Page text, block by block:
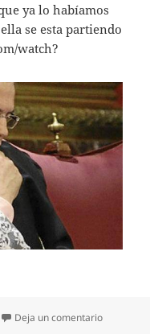
ya lo habíamos
se esta partiendo
watch?
Deja un comentarioen Sabes